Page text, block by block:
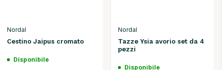
Nordal
Cestino Jaipus cromato
Disponibile
Nordal
Tazze Ysia avorio set da 4
pezzi
Disponibile